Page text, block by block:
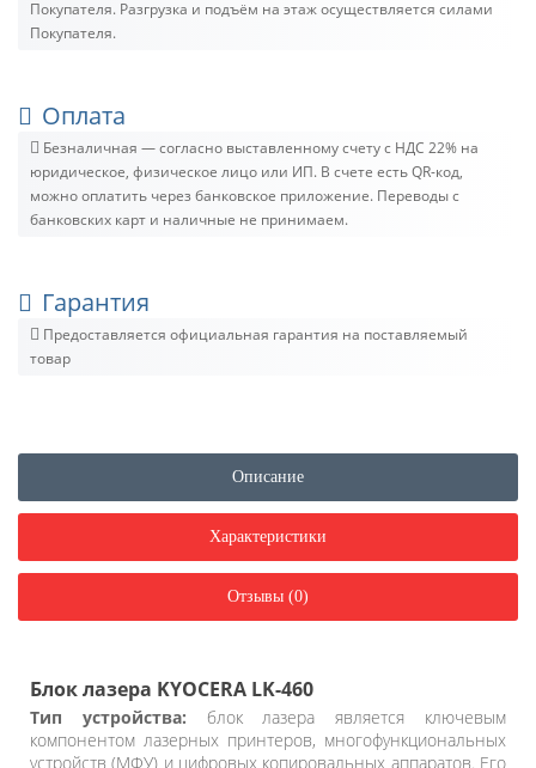
Покупателя. Разгрузка и подъём на этаж осуществляется силами
Покупателя.
Оплата
Безналичная — согласно выставленному счету c НДС 22% на
юридическое, физическое лицо или ИП. В счете есть QR-код,
можно оплатить через банковское приложение. Переводы с
банковских карт и наличные не принимаем.
Гарантия
Предоставляется официальная гарантия на поставляемый
товар
Описание
Характеристики
Отзывы (0)
Блок лазера KYOCERA LK-460
Тип устройства: блок лазера является ключевым
компонентом лазерных принтеров, многофункциональных
устройств (МФУ) и цифровых копировальных аппаратов. Его